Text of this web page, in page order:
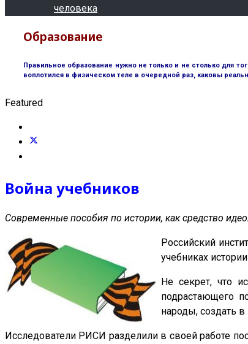
человека
Образование
Правильное образование нужно не только и не столько для
воплотился в физическом теле в очередной раз, каковы
Featured
Война учебников
Современные пособия по истории, как средство
Российский
учебниках
Не секрет, что
подрастающего
народы, создать
Исследователи РИСИ разделили в своей работе